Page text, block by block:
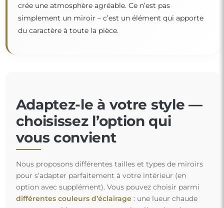
crée une atmosphère agréable. Ce n’est pas
simplement un miroir – c’est un élément qui apporte
du caractère à toute la pièce.
“
Adaptez-le à votre style —
choisissez l’option qui
vous convient
Nous proposons différentes tailles et types de miroirs
pour s’adapter parfaitement à votre intérieur (en
option avec supplément). Vous pouvez choisir parmi
différentes couleurs d’éclairage: une lueur chaude